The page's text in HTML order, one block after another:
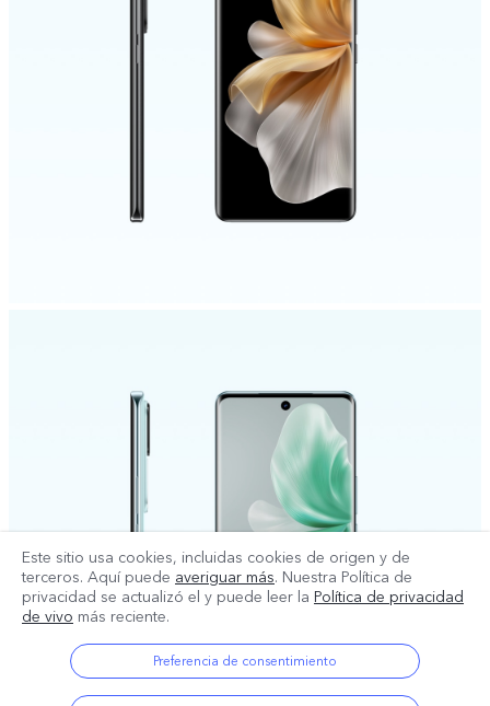
Este sitio usa cookies, incluidas cookies de origen y de
terceros. Aquí puede averiguar más. Nuestra Política de
privacidad se actualizó el y puede leer la Política de privacidad
de vivo más reciente.
Preferencia de consentimiento